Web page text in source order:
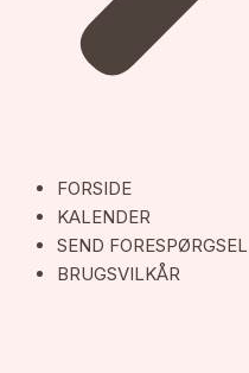
FORSIDE
KALENDER
SEND FORESPØRGSEL
BRUGSVILKÅR